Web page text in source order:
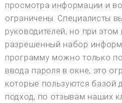
просмотра информации и
ограничены. Специалисты
руководителей, но при
разрешенный набор
программу можно только
ввода пароля в окне, это
которые пользуются базой
подход, по отзывам наших